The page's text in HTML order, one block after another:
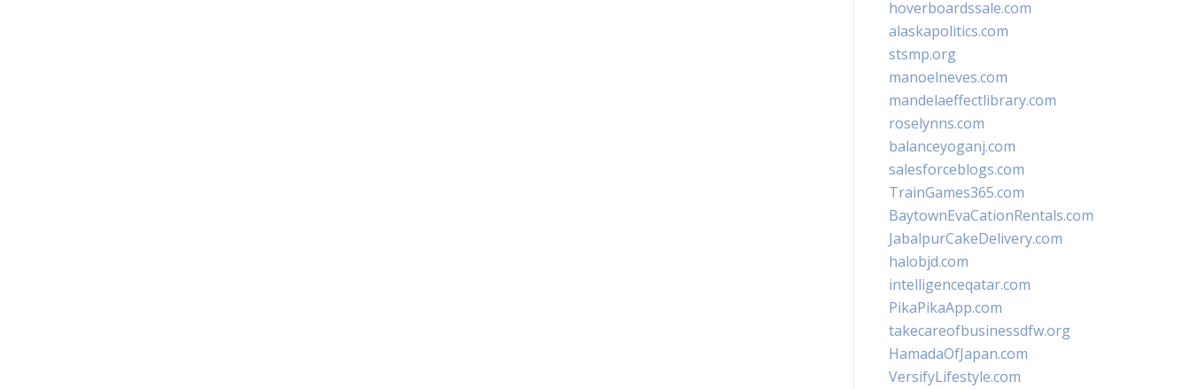
hoverboardssale.com
alaskapolitics.com
stsmp.org
manoelneves.com
mandelaeffectlibrary.com
roselynns.com
balanceyoganj.com
salesforceblogs.com
TrainGames365.com
BaytownEvaCationRentals.com
JabalpurCakeDelivery.com
halobjd.com
intelligenceqatar.com
PikaPikaApp.com
takecareofbusinessdfw.org
HamadaOfJapan.com
VersifyLifestyle.com